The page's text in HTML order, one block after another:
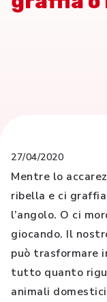
27/04/2020
Mentre lo
ribella e ci
l’angolo. O ci
giocando. Il
può trasformare
tutto quanto
animali